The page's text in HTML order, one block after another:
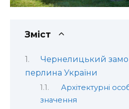
Зміст
Чернелицький
перлина України
Архітектурні
значення